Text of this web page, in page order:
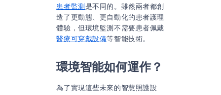
患者監測是不同的。雖然兩者都創
造了更動態、更自動化的患者護理
體驗，但環境監測不需要患者佩戴
醫療可穿戴設備等智能技術。
環境智能如何運作？
為了實現這些未來的智慧照護設